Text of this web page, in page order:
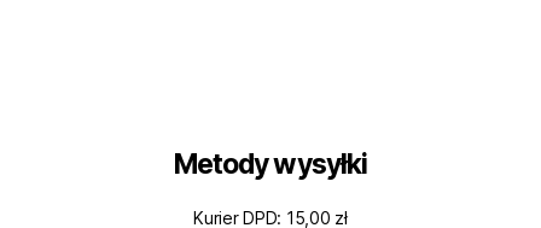
Metody wysyłki
Kurier DPD: 15,00 zł